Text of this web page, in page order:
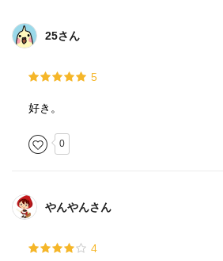
25さん
5
好き。
0
やんやんさん
4